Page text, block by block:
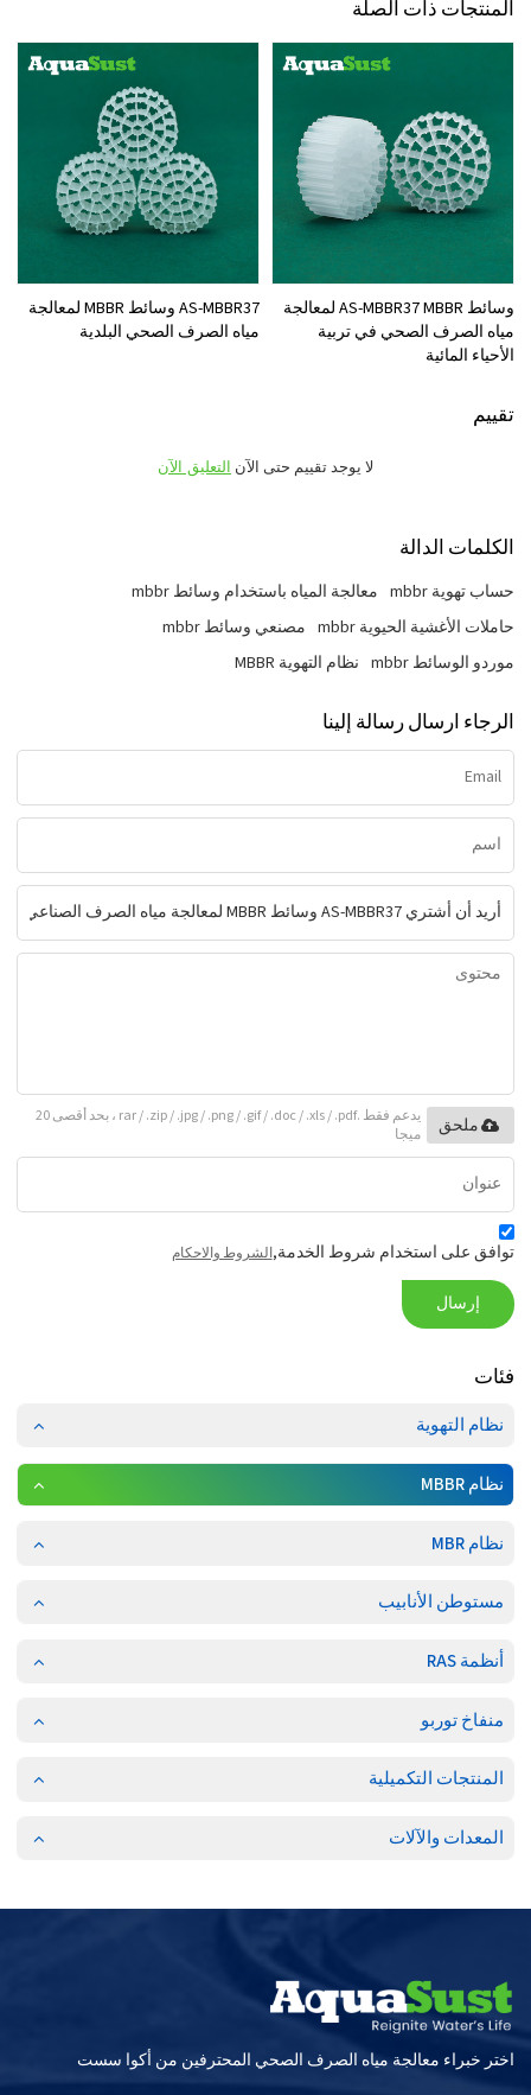
المنتجات ذات الصلة
وسائط AS-MBBR37 MBBR لمعالجة
مياه الصرف الصحي في تربية
الأحياء المائية
AS-MBBR37 وسائط MBBR لمعالجة
مياه الصرف الصحي البلدية
تقييم
لا يوجد تقييم حتى الآن التعليق الآن
الكلمات الدالة
حساب تهوية mbbr
معالجة المياه باستخدام وسائط mbbr
حاملات الأغشية الحيوية mbbr
مصنعي وسائط mbbr
موردو الوسائط mbbr
نظام التهوية MBBR
الرجاء ارسال رسالة إلينا
يدعم فقط .rar / .zip / .jpg / .png / .gif / .doc / .xls / .pdf ، بحد أقصى 20
ميجا
ملحق
توافق على استخدام شروط الخدمة,الشروط والاحكام
إرسال
فئات
نظام التهوية
نظام MBBR
نظام MBR
مستوطن الأنابيب
أنظمة RAS
منفاخ توربو
المنتجات التكميلية
المعدات والآلات
اختر خبراء معالجة مياه الصرف الصحي المحترفين من أكوا سست